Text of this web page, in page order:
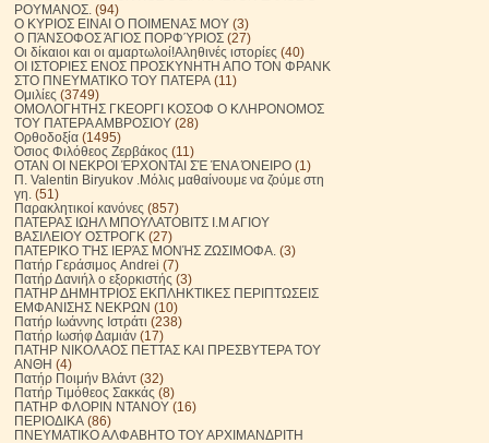
ΡΟΥΜΑΝΟΣ. (94)
Ο ΚΥΡΙΟΣ ΕΙΝΑΙ Ο ΠΟΙΜΕΝΑΣ ΜΟΥ (3)
Ο ΠΆΝΣΟΦΟΣ ΆΓΙΟΣ ΠΟΡΦΎΡΙΟΣ (27)
Οι δίκαιοι και οι αμαρτωλοί!Αληθινές ιστορίες (40)
ΟΙ ΙΣΤΟΡΙΕΣ ΕΝΟΣ ΠΡΟΣΚΥΝΗΤΗ ΑΠΟ ΤΟΝ ΦΡΑΝΚ
ΣΤΟ ΠΝΕΥΜΑΤΙΚΟ ΤΟΥ ΠΑΤΕΡΑ (11)
Ομιλίες (3749)
ΟΜΟΛΟΓΗΤΗΣ ΓΚΕΟΡΓΙ ΚΟΣΟΦ Ο ΚΛΗΡΟΝΟΜΟΣ
ΤΟΥ ΠΑΤΕΡΑ ΑΜΒΡΟΣΙΟΥ (28)
Ορθοδοξία (1495)
Όσιος Φιλόθεος Ζερβάκος (11)
ΟΤΑΝ ΟΙ ΝΕΚΡΟΙ ΈΡΧΟΝΤΑΙ ΣΈ ΈΝΑ ΌΝΕΙΡΟ (1)
Π. Valentin Biryukov .Μόλις μαθαίνουμε να ζούμε στη
γη. (51)
Παρακλητικοί κανόνες (857)
ΠΑΤΕΡΑΣ ΙΩΗΛ ΜΠΟΥΛΑΤΟΒΙΤΣ Ι.Μ ΑΓΙΟΥ
ΒΑΣΙΛΕΙΟΥ ΟΣΤΡΟΓΚ (27)
ΠΑΤΕΡΙΚΟ ΤΉΣ ΙΕΡΆΣ ΜΟΝΉΣ ΖΩΣΙΜΟΦΑ. (3)
Πατήρ Γεράσιμος Andrei (7)
Πατήρ Δανιήλ ο εξορκιστής (3)
ΠΑΤΗΡ ΔΗΜΗΤΡΙΟΣ ΕΚΠΛΗΚΤΙΚΕΣ ΠΕΡΙΠΤΩΣΕΙΣ
ΕΜΦΑΝΙΣΗΣ ΝΕΚΡΩΝ (10)
Πατήρ Ιωάννης Ιστράτι (238)
Πατήρ Ιωσήφ Δαμιάν (17)
ΠΑΤΗΡ ΝΙΚΟΛΑΟΣ ΠΕΤΤΑΣ ΚΑΙ ΠΡΕΣΒΥΤΕΡΑ ΤΟΥ
ΑΝΘΗ (4)
Πατήρ Ποιμήν Βλάντ (32)
Πατήρ Τιμόθεος Σακκάς (8)
ΠΑΤΗΡ ΦΛΟΡΙΝ ΝΤΑΝΟΥ (16)
ΠΕΡΙΟΔΙΚΑ (86)
ΠΝΕΥΜΑΤΙΚΟ ΑΛΦΑΒΗΤΟ ΤΟΥ ΑΡΧΙΜΑΝΔΡΙΤΗ